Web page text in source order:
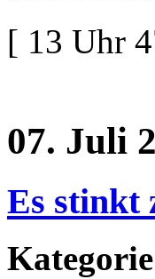
[ 13 Uhr
07. Juli
Es stinkt